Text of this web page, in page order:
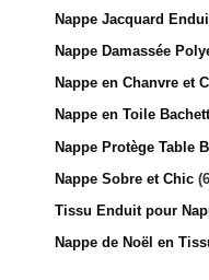
Nappe Jacquard
Nappe Damassée
Nappe en Chanvre et
Nappe en Toile
Nappe Protège Table
Nappe Sobre et Chic 6
Tissu Enduit pour
Nappe de Noël en